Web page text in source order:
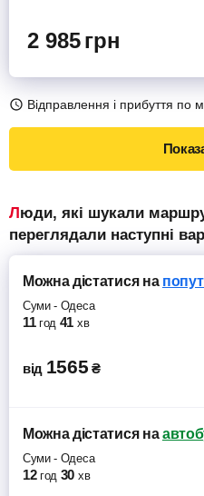
2 985грн
Відправлення і прибуття по
Люди, які шукали маршрутки Суми – Одеса, також
переглядали наступні
Можна дістатисяна
Суми- Одеса
11 год 41 хв
від 1565 ₴
Можна дістатисяна
Суми- Одеса
12 год 30 хв